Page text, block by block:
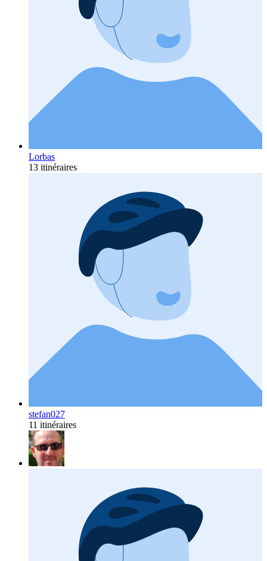
Lorbas
13 itinéraires
stefan027
11 itinéraires